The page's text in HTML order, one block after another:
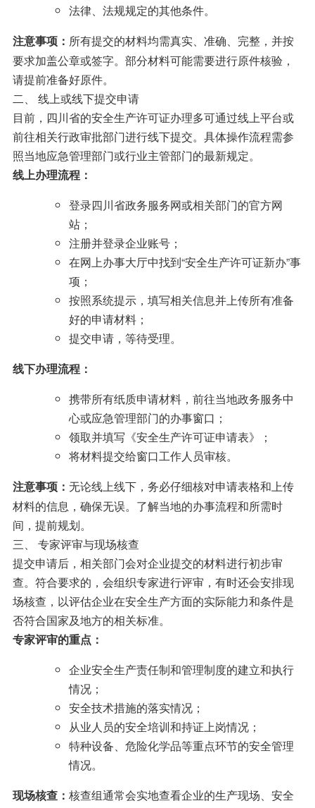
法律、法规规定的其他条件。
注意事项： 所有提交的材料均需真实、准确、完整，并按
要求加盖公章或签字。部分材料可能需要进行原件核验，
请提前准备好原件。
二、 线上或线下提交申请
目前，四川省的安全生产许可证办理多可通过线上平台或
前往相关行政审批部门进行线下提交。具体操作流程需参
照当地应急管理部门或行业主管部门的最新规定。
线上办理流程：
登录四川省政务服务网或相关部门的官方网
站；
注册并登录企业账号；
在网上办事大厅中找到“安全生产许可证新办”事
项；
按照系统提示，填写相关信息并上传所有准备
好的申请材料；
提交申请，等待受理。
线下办理流程：
携带所有纸质申请材料，前往当地政务服务中
心或应急管理部门的办事窗口；
领取并填写《安全生产许可证申请表》；
将材料提交给窗口工作人员审核。
注意事项： 无论线上线下，务必仔细核对申请表格和上传
材料的信息，确保无误。了解当地的办事流程和所需时
间，提前规划。
三、 专家评审与现场核查
提交申请后，相关部门会对企业提交的材料进行初步审
查。符合要求的，会组织专家进行评审，有时还会安排现
场核查，以评估企业在安全生产方面的实际能力和条件是
否符合国家及地方的相关标准。
专家评审的重点：
企业安全生产责任制和管理制度的建立和执行
情况；
安全技术措施的落实情况；
从业人员的安全培训和持证上岗情况；
特种设备、危险化学品等重点环节的安全管理
情况。
现场核查： 核查组通常会实地查看企业的生产现场、安全